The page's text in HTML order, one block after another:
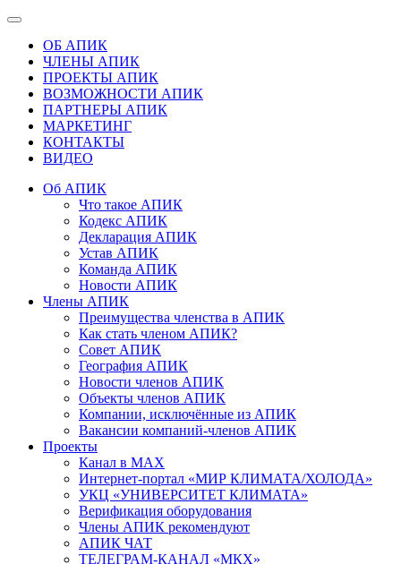
ОБ АПИК
ЧЛЕНЫ АПИК
ПРОЕКТЫ АПИК
ВОЗМОЖНОСТИ АПИК
ПАРТНЕРЫ АПИК
МАРКЕТИНГ
КОНТАКТЫ
ВИДЕО
Об АПИК
Что такое АПИК
Кодекс АПИК
Декларация АПИК
Устав АПИК
Команда АПИК
Новости АПИК
Члены АПИК
Преимущества членства в АПИК
Как стать членом АПИК?
Совет АПИК
География АПИК
Новости членов АПИК
Объекты членов АПИК
Компании, исключённые из АПИК
Вакансии компаний-членов АПИК
Проекты
Канал в MAX
Интернет-портал «МИР КЛИМАТА/ХОЛОДА»
УКЦ «УНИВЕРСИТЕТ КЛИМАТА»
Верификация оборудования
Члены АПИК рекомендуют
АПИК ЧАТ
ТЕЛЕГРАМ-КАНАЛ «МКХ»